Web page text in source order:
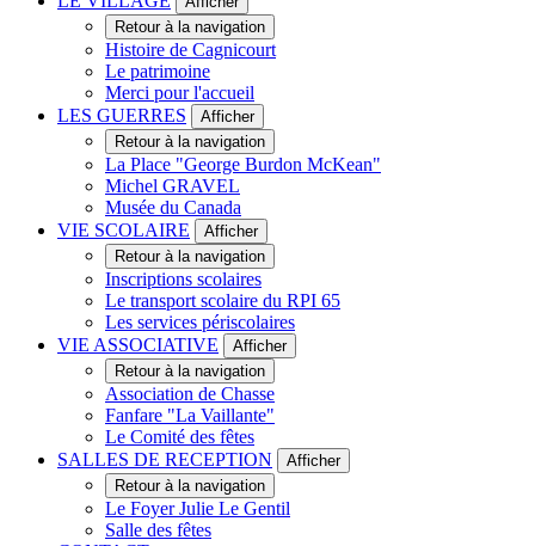
Retour à la navigation
Histoire de Cagnicourt
Le patrimoine
Merci pour l'accueil
LES GUERRES
Afficher
Retour à la navigation
La Place "George Burdon McKean"
Michel GRAVEL
Musée du Canada
VIE SCOLAIRE
Afficher
Retour à la navigation
Inscriptions scolaires
Le transport scolaire du RPI 65
Les services périscolaires
VIE ASSOCIATIVE
Afficher
Retour à la navigation
Association de Chasse
Fanfare "La Vaillante"
Le Comité des fêtes
SALLES DE RECEPTION
Afficher
Retour à la navigation
Le Foyer Julie Le Gentil
Salle des fêtes